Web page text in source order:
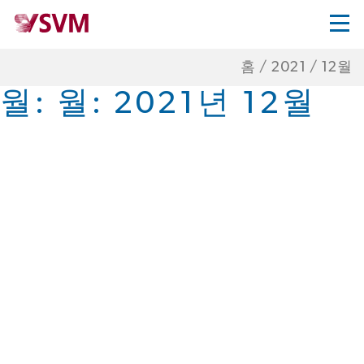
홈 / 2021 / 12월
월: 월: 2021년 12월